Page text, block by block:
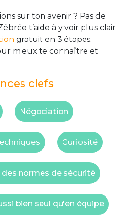
sur ton avenir ? Pas de
t’aide à y voir plus clair
gratuit en 3 étapes.
mieux te connaître et
clefs
Négociation
Curiosité
des normes de sécurité
bien seul qu'en équipe